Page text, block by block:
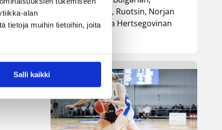
alan
tietoja muihin tietoihin, joita
Salli kaikki
Luxemburgin, Ruotsin, Norjan
sekä Bosnia ja Hertsegovinan